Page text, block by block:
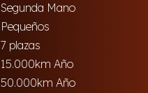
Segunda Mano
Pequeños
7 plazas
15.000km Año
50.000km Año